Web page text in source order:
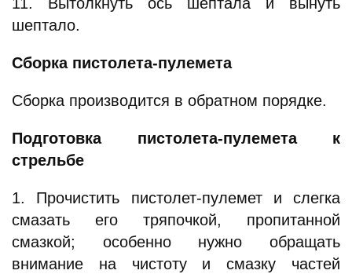
шептало.
Сборка пистолета-пулемета
Сборка производится в обратном порядке.
Подготовка пистолета-пулемета к
стрельбе
1. Прочистить пистолет-пулемет и слегка
смазать его тряпочкой, пропитанной
смазкой; особенно нужно обращать
внимание на чистоту и смазку частей